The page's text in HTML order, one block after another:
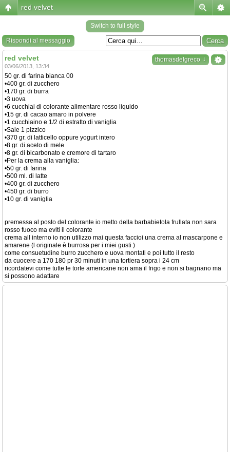
red velvet
Switch to full style
Rispondi al messaggio
thomasdelgreco ↓
red velvet
03/06/2013, 13:34
50 gr. di farina bianca 00
•400 gr. di zucchero
•170 gr. di burra
•3 uova
•6 cucchiai di colorante alimentare rosso liquido
•15 gr. di cacao amaro in polvere
•1 cucchiaino e 1/2 di estratto di vaniglia
•Sale 1 pizzico
•370 gr. di latticello oppure yogurt intero
•8 gr. di aceto di mele
•8 gr. di bicarbonato e cremore di tartaro
•Per la crema alla vaniglia:
•50 gr. di farina
•500 ml. di latte
•400 gr. di zucchero
•450 gr. di burro
•10 gr. di vaniglia
premessa al posto del colorante io metto della barbabietola frullata non sara
rosso fuoco ma eviti il colorante
crema all interno io non utilizzo mai questa faccioi una crema al mascarpone e
amarene (l originale è burrosa per i miei gusti )
come consuetudine burro zucchero e uova montati e poi tutto il resto
da cuocere a 170 180 pr 30 minuti in una tortiera sopra i 24 cm
ricordatevi come tutte le torte americane non ama il frigo e non si bagnano ma
si possono adattare